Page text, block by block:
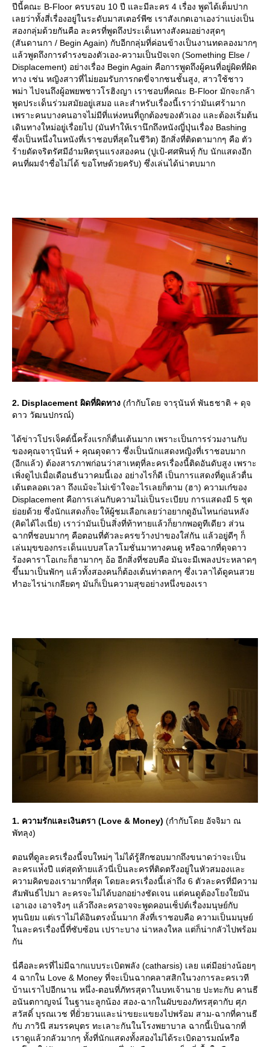
ปีนี้คณะ B-Floor ครบรอบ 10 ปี และมีละคร 4 เรื่อง พูดได้เต็มปาก
เลยว่าทั้งสี่เรื่องอยู่ในระดับมาสเตอร์พีซ เราสังเกตเอาเองว่าแบ่งเป็น
สองกลุ่มด้วยกันคือ ละครที่พูดถึงประเด็นทางสังคมอย่างสุดๆ
(สันดานกา / Begin Again) กับอีกกลุ่มที่ค่อนข้างเป็นงานทดลองมากๆ
ล้วพูดถึงการดำรงของตัวเอง-ความเป็นปัจเจก (Something Else /
Displacement) อย่างเรื่อง Begin Again คือการพูดถึงผู้คนที่อยู่ผิดที่ผิด
ทาง เช่น หญิงสาวที่ไม่ยอมรับการกดขี่จากชนชั้นสูง, สาวใช้ชาว
พม่า ไปจนถึงผู้อพยพชาวโรฮิงญา เราชอบที่คณะ B-Floor มักจะกล้า
พูดประเด็นร่วมสมัยอยู่เสมอ และสำหรับเรื่องนี้เราว่ามันเศร้ามาก
เพราะคนบางคนอาจไม่มีที่แห่งหนที่ถูกต้องของตัวเอง และต้องเริ่มต้น
เดินทางใหม่อยู่เรื่อยไป (มันทำให้เรานึกถึงหนังญี่ปุ่นเรื่อง Bashing
ซึ่งเป็นหนึ่งในหนังที่เราชอบที่สุดในชีวิต) อีกสิ่งที่ติดตามากๆ คือ ตัว
ร้ายดัดจริตรัศมีอำมหิตรุนแรงสองคน (ปูเป้-ศศพินทุ์ กับ นักแสดงอีก
คนที่ผมจำชื่อไม่ไ่ด้ ขอโทษด้วยครับ) ซึ่งเล่นได้น่าตบมาก
2. Displacement ผิดที่ผิดทาง (กำกับโดย จารุนันท์ พันธชาติ + ดุจ
ดาว วัฒนปกรณ์)
ได้ข่าวโปรเจ็คต์นี้ครั้งแรกก็ตื่นเต้นมาก เพราะเป็นการร่วมงานกับ
ของคุณจารุนันท์ + คุณดุจดาว ซึ่งเป็นนักแสดงหญิงที่เราชอบมาก
(อีกแล้ว) ต้องสารภาพก่อนว่าสาเหตุที่ละครเรื่องนี้ติดอันดับสูง เพราะ
เพิ่งดูไปเมื่อเดือนธันวาคมนี้เอง อย่างไรก็ดี เป็นการแสดงที่ดูแล้วตื่น
เต้นตลอดเวลา ถึงแม้จะไม่เข้าใจอะไรเลยก็ตาม (ฮา) ความเก๋ของ
Displacement คือการเล่นกับความไม่เป็นระเบียบ การแสดงมี 5 ชุด
่อยด้วย ซึ่งนักแสดงก็จะให้ผู้ชมเลือกเลยว่าอยากดูอันไหนก่อนหลัง
(คิดได้ไงเนี่ย) เราว่ามันเป็นสิ่งที่ท้าทายแล้วก็ยากพอดูทีเดียว ส่วน
ฉากที่ชอบมากๆ คือตอนที่ตัวละครขว้างปาของใส่กัน แล้วอยู่ดีๆ ก็
เล่นมุขของกระเด็นแบบสโลวโมชั่นมาทางคนดู หรือฉากที่ดุจดาว
ร้องคาราโอเกะก็ฮามากๆ อ้อ อีกสิ่งที่ชอบคือ มันจะมีเพลงประหลาดๆ
ขึ้นมาเป็นพักๆ แล้วทั้งสองคนก็ต้องเต้นท่าตลกๆ ซึ่งเวลาได้ดูคนสว
ทำอะไรน่าเกลียดๆ มันก็เป็นความสุขอย่างหนึ่งของเรา
1. ความรักและเงินตรา (Love & Money) (กำกับโดย อัจจิมา ณ
พัทลุง)
ตอนที่ดูละครเรื่องนี้จบใหม่ๆ ไม่ได้รู้สึกชอบมากถึงขนาดว่าจะเป็น
ละครแห่้งปี แต่สุดท้ายแล้วนี่เป็นละครที่ติดตรึงอยู่ในหัวสมองและ
ความคิดของเรามากที่สุด โดยละครเรื่องนี้เล่าถึง 6 ตัวละครที่มีความ
สัมพันธ์ไปมา ละครจะไม่ได้บอกอย่างชัดเจน แต่คนดูต้องโยงใยมัน
เอาเอง เอาจริงๆ แล้วถึงละครอาจจะพูดคอนเซ็ปต์เรื่องมนุษย์กับ
ทุนนิยม แต่เราไม่ได้อินตรงนั้นมาก สิ่งที่เราชอบคือ ความเป็นมนุษย์
นละครเรื่องนี้ที่ซับซ้อน เปราะบาง น่าหลงใหล แต่ก็น่ากลัวไปพร้อม
กัน
นี่คือละครที่ไม่มีฉากแบบระเบิดพลัง (catharsis) เลย แต่มีอย่างน้อยๆ
4 ฉากใน Love & Money ที่จะเป็นฉากคลาสสิกในวงการละครเวที
บ้านเราไปอีกนาน หนึ่ง-ตอนที่ภัทรสุดาในบทเจ้านาย ปะทะกับ คานธี
อนันตกาญจน์ ในฐานะลูกน้อง สอง-ฉากในผับของภัทรสุดากับ ศุภ
สวัสดิ์ บุรณเวช ที่ยั่วยวนและน่าขยะแขยงไปพร้อม สาม-ฉากที่คานธี
กับ ภาวินี สมรรคบุตร ทะเลาะกันในโรงพยาบาล ฉากนี้เป็นฉากที่
เราดูแล้วกลัวมากๆ ทั้งที่นักแสดงทั้งสองไม่ได้ระเบิดอารมณ์หรือ